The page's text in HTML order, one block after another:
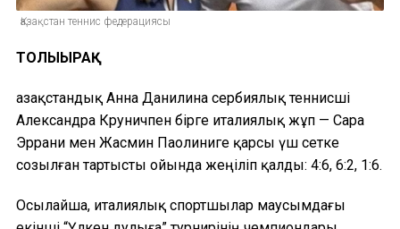
Қазақстан теннис федерациясы
ТОЛЫҒЫРАҚ
Қазақстандық Анна Данилина сербиялық теннисші
Александра Круничпен бірге италиялық жұп — Сара
Эррани мен Жасмин Паолиниге қарсы үш сетке
созылған тартысты ойында жеңіліп қалды: 4:6, 6:2, 1:6.
Осылайша, италиялық спортшылар маусымдағы